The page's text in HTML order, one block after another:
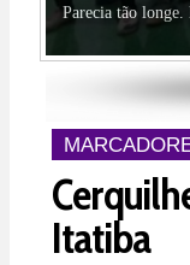
Itatiba